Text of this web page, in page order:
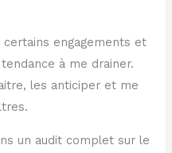
certains engagements et
à me drainer.
les anticiper et me
un audit complet sur le